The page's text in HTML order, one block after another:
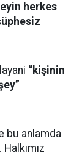
herkes
“kişinin
bu anlamda